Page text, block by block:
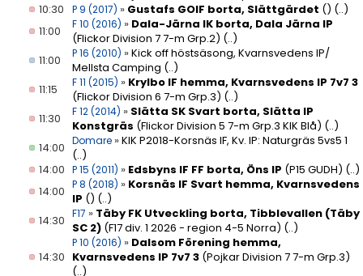
10:30
P 9 (2017) » Gustafs GOIF borta, Slättgärdet () (..)
11:00
F 10 (2016) » Dala-Järna IK borta, Dala Järna IP
(Flickor Division 7 7-m Grp.2) (..)
11:00
P 16 (2010) »Kick off höstsäsong, Kvarnsvedens IP/
Mellsta Camping (..)
11:15
F 11 (2015) » Krylbo IF hemma, Kvarnsvedens IP 7v7 3
(Flickor Division 6 7-m Grp.3) (..)
11:30
F 12 (2014) » Slätta SK Svart borta, Slätta IP
Konstgräs (Flickor Division 5 7-m Grp.3 KIK Blå) (..)
14:00 Domare »KIK P2018-Korsnäs IF, Kv. IP: Naturgräs 5vs5 1
(..)
14:00 P 15 (2011) » Edsbyns IF FF borta, Öns IP (P15 GUDH) (..)
14:00 P 8 (2018) » Korsnäs IF Svart hemma, Kvarnsvedens
IP () (..)
14:30 F17 » Täby FK Utveckling borta, Tibblevallen (Täby
SC 2) (F17 div. 1 2026 - region 4-5 Norra) (..)
14:30
P 10 (2016) » Dalsom Förening hemma,
Kvarnsvedens IP 7v7 3 (Pojkar Division 7 7-m Grp.3)
(..)